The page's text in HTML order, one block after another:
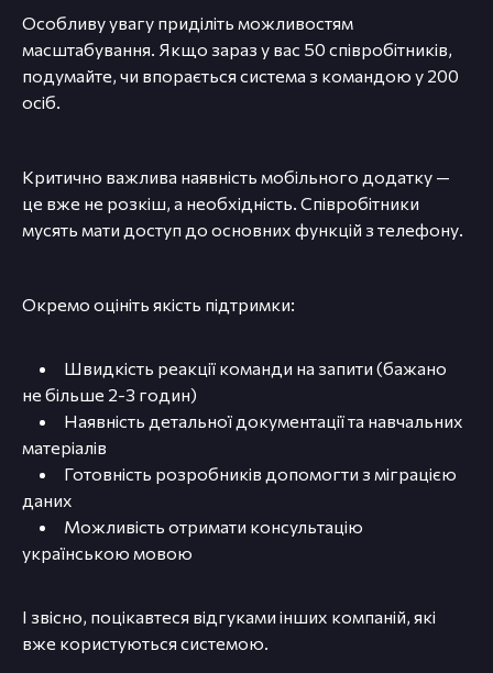
Особливу увагу приділіть можливостям
масштабування. Якщо зараз у вас 50 співробітників,
подумайте, чи впорається система з командою у 200
осіб.
Критично важлива наявність мобільного додатку —
це вже не розкіш, а необхідність. Співробітники
мусять мати доступ до основних функцій з телефону.
Окремо оцініть якість підтримки:
Швидкість реакції команди на запити (бажано
не більше 2-3 годин)
Наявність детальної документації та навчальних
матеріалів
Готовність розробників допомогти з міграцією
даних
Можливість отримати консультацію
українською мовою
І звісно, поцікавтеся відгуками інших компаній, які
вже користуються системою.